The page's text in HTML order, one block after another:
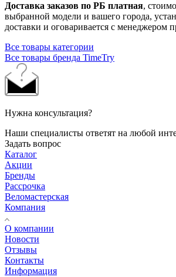
Доставка заказов по РБ платная,
выбранной модели и вашего города,
доставки и оговаривается с менеджером
Все товары категории
Все товары бренда TimeTry
Нужна консультация?
Наши специалисты ответят на любой
Задать вопрос
Каталог
Акции
Бренды
Рассрочка
Веломастерская
Компания
О компании
Новости
Отзывы
Контакты
Информация